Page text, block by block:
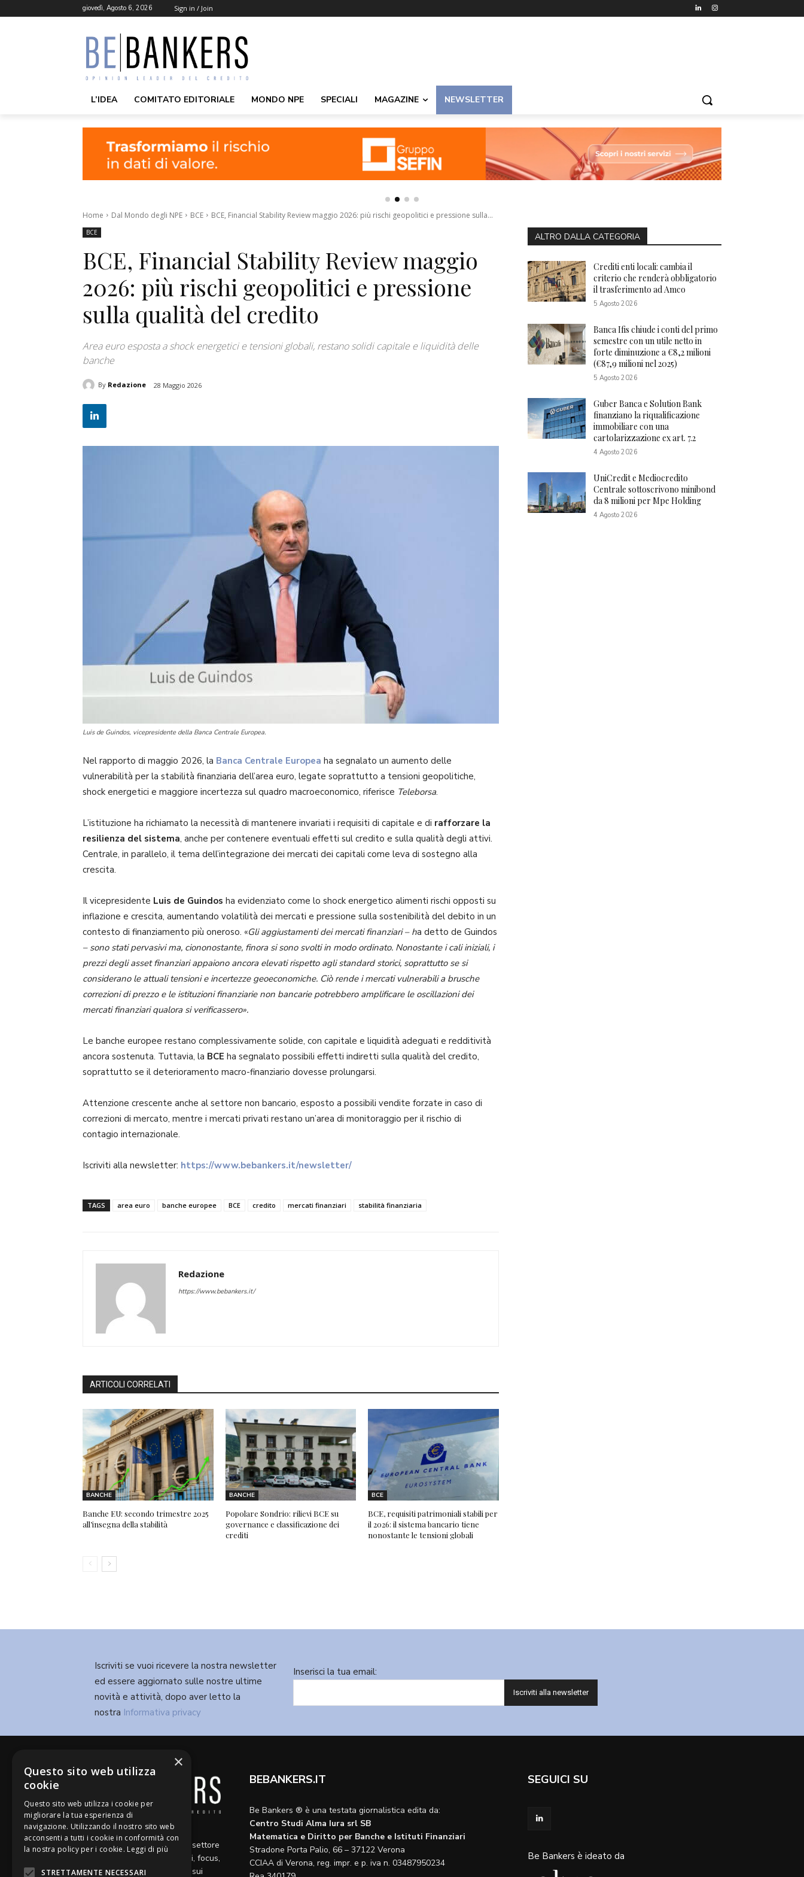
giovedì, Agosto 6, 2026 Sign in / Join
L’IDEA COMITATO EDITORIALE MONDO NPE SPECIALI MAGAZINE NEWSLETTER
Home Dal Mondo degli NPE BCE BCE, Financial Stability Review maggio 2026: più rischi geopolitici e pressione sulla...
BCE
BCE, Financial Stability Review maggio
2026: più rischi geopolitici e pressione
sulla qualità del credito
Area euro esposta a shock energetici e tensioni globali, restano solidi capitale e liquidità delle
banche
By Redazione 28 Maggio 2026
Luis de Guindos, vicepresidente della Banca Centrale Europea.
Nel rapporto di maggio 2026, la Banca Centrale Europea ha segnalato un aumento delle
vulnerabilità per la stabilità finanziaria dell’area euro, legate soprattutto a tensioni geopolitiche,
shock energetici e maggiore incertezza sul quadro macroeconomico, riferisce Teleborsa.
L’istituzione ha richiamato la necessità di mantenere invariati i requisiti di capitale e di rafforzare la
resilienza del sistema, anche per contenere eventuali effetti sul credito e sulla qualità degli attivi.
Centrale, in parallelo, il tema dell’integrazione dei mercati dei capitali come leva di sostegno alla
crescita.
Il vicepresidente Luis de Guindos ha evidenziato come lo shock energetico alimenti rischi opposti su
inflazione e crescita, aumentando volatilità dei mercati e pressione sulla sostenibilità del debito in un
contesto di finanziamento più oneroso. «Gli aggiustamenti dei mercati finanziari – ha detto de Guindos
– sono stati pervasivi ma, ciononostante, finora si sono svolti in modo ordinato. Nonostante i cali iniziali, i
prezzi degli asset finanziari appaiono ancora elevati rispetto agli standard storici, soprattutto se si
considerano le attuali tensioni e incertezze geoeconomiche. Ciò rende i mercati vulnerabili a brusche
correzioni di prezzo e le istituzioni finanziarie non bancarie potrebbero amplificare le oscillazioni dei
mercati finanziari qualora si verificassero».
Le banche europee restano complessivamente solide, con capitale e liquidità adeguati e redditività
ancora sostenuta. Tuttavia, la BCE ha segnalato possibili effetti indiretti sulla qualità del credito,
soprattutto se il deterioramento macro-finanziario dovesse prolungarsi.
Attenzione crescente anche al settore non bancario, esposto a possibili vendite forzate in caso di
correzioni di mercato, mentre i mercati privati restano un’area di monitoraggio per il rischio di
contagio internazionale.
Iscriviti alla newsletter: https://www.bebankers.it/newsletter/
TAGS area euro banche europee BCE credito mercati finanziari stabilità finanziaria
Redazione
https://www.bebankers.it/
ARTICOLI CORRELATI
BANCHE
Banche EU: secondo trimestre 2025
all’insegna della stabilità
BANCHE
Popolare Sondrio: rilievi BCE su
governance e classificazione dei
crediti
BCE
BCE, requisiti patrimoniali stabili per
il 2026: il sistema bancario tiene
nonostante le tensioni globali
ALTRO DALLA CATEGORIA
Crediti enti locali: cambia il
criterio che renderà obbligatorio
il trasferimento ad Amco
5 Agosto 2026
Banca Ifis chiude i conti del primo
semestre con un utile netto in
forte diminuzione a €8,2 milioni
(€87,9 milioni nel 2025)
5 Agosto 2026
Guber Banca e Solution Bank
finanziano la riqualificazione
immobiliare con una
cartolarizzazione ex art. 7.2
4 Agosto 2026
UniCredit e Mediocredito
Centrale sottoscrivono minibond
da 8 milioni per Mpe Holding
4 Agosto 2026
Iscriviti se vuoi ricevere la nostra newsletter
ed essere aggiornato sulle nostre ultime
novità e attività, dopo aver letto la
nostra Informativa privacy
Inserisci la tua email:
Diamo voce a riflessioni,
aggiornamenti e opinioni sul settore
del credito, ospitando articoli, focus,
approfondimenti e interviste sui
BEBANKERS.IT
Be Bankers ® è una testata giornalistica edita da:
Centro Studi Alma Iura srl SB
Matematica e Diritto per Banche e Istituti Finanziari
Stradone Porta Palio, 66 – 37122 Verona
CCIAA di Verona, reg. impr. e p. iva n. 03487950234
SEGUICI SU
Be Bankers è ideato da
×
Questo sito web utilizza
cookie
Questo sito web utilizza i cookie per
migliorare la tua esperienza di
navigazione. Utilizzando il nostro sito web
acconsenti a tutti i cookie in conformità con
la nostra policy per i cookie. Leggi di più
STRETTAMENTE NECESSARI